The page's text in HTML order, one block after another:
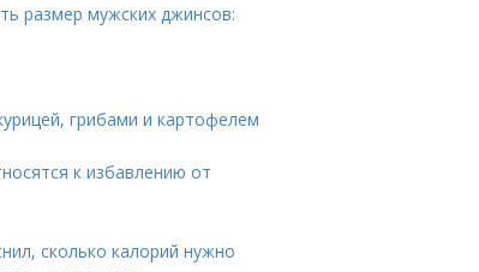
размер мужских джинсов:
грибами и картофелем
к избавлению от
сколько калорий нужно